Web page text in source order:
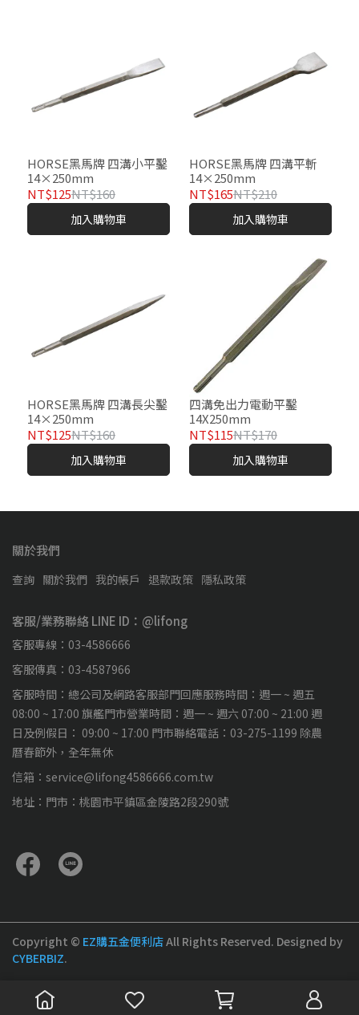
HORSE黑馬牌 四溝小平鑿
14×250mm
NT$125NT$160
加入購物車
HORSE黑馬牌 四溝平斬
14×250mm
NT$165NT$210
加入購物車
HORSE黑馬牌 四溝長尖鑿
14×250mm
NT$125NT$160
加入購物車
四溝免出力電動平鑿
14X250mm
NT$115NT$170
加入購物車
關於我們
查詢 關於我們 我的帳戶 退款政策 隱私政策
客服/業務聯絡 LINE ID：@lifong
客服專線：03-4586666
客服傳真：03-4587966
客服時間：總公司及網路客服部門回應服務時間：週一 ~ 週五
08:00 ~ 17:00 旗艦門市營業時間：週一 ~ 週六 07:00 ~ 21:00 週
日及例假日： 09:00 ~ 17:00 門市聯絡電話：03-275-1199 除農
曆春節外，全年無休
信箱：service@lifong4586666.com.tw
地址：門市：桃園市平鎮區金陵路2段290號
Copyright © EZ購五金便利店All Rights Reserved. Designed by
CYBERBIZ.